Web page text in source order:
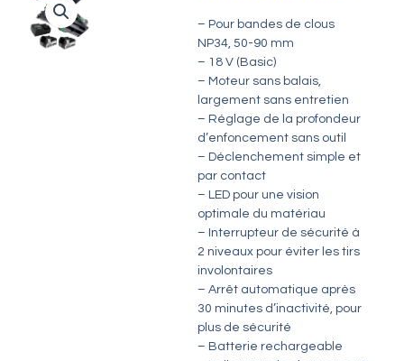
– Pour bandes de clous
NP34, 50-90 mm
– 18 V (Basic)
– Moteur sans balais,
largement sans entretien
– Réglage de la profondeur
d’enfoncement sans outil
– Déclenchement simple et
par contact
– LED pour une vision
optimale du matériau
– Interrupteur de sécurité à
2 niveaux pour éviter les tirs
involontaires
– Arrêt automatique après
30 minutes d’inactivité, pour
plus de sécurité
– Batterie rechargeable